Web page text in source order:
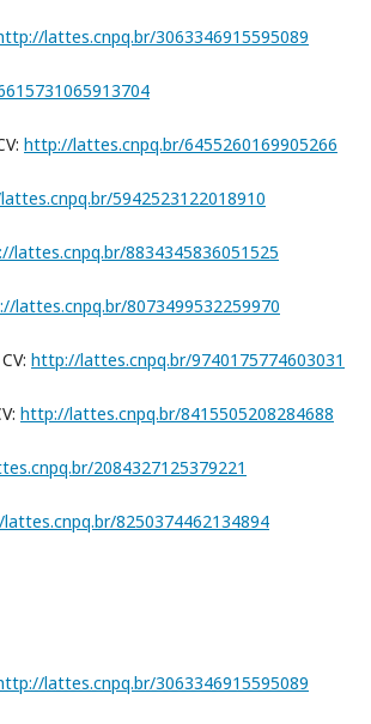
lattes.cnpq.br/3063346915595089
http://lattes.cnpq.br/6455260169905266
5942523122018910
lattes.cnpq.br/8834345836051525
lattes.cnpq.br/8073499532259970
http://lattes.cnpq.br/9740175774603031
http://lattes.cnpq.br/8415505208284688
2084327125379221
8250374462134894
lattes.cnpq.br/3063346915595089